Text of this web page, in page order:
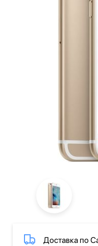
Доставка по